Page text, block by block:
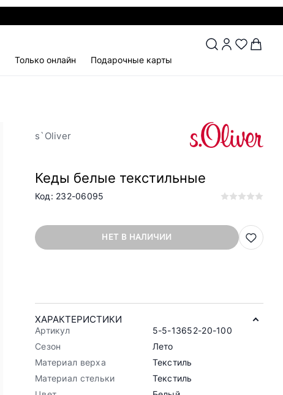
Только онлайн Подарочные карты
s`Oliver
Кеды белые текстильные
Код: 232-06095
НЕТ В НАЛИЧИИ
ХАРАКТЕРИСТИКИ
Артикул
5-5-13652-20-100
Сезон
Лето
Материал верха
Текстиль
Материал стельки
Текстиль